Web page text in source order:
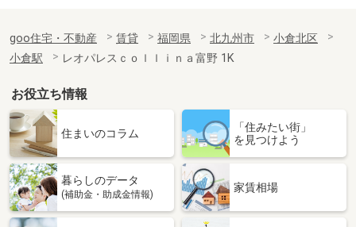
goo住宅・不動産 賃貸 福岡県 北九州市
小倉北区
小倉駅
レオパレスｃｏｌｌｉｎａ富野 1K
お役立ち情報
住まいのコラム
「住みたい街」
を見つけよう
暮らしのデータ
(補助金・助成金情報)
家賃相場